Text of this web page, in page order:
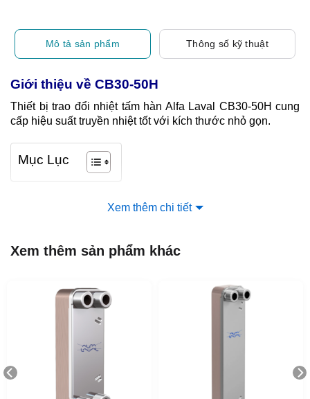
Mô tả sản phẩm Thông số kỹ thuật
Giới thiệu về CB30-50H
Thiết bị trao đổi nhiệt tấm hàn Alfa Laval CB30-50H cung
cấp hiệu suất truyền nhiệt tốt với kích thước nhỏ gọn.
Mục Lục
Xem thêm chi tiết
Xem thêm sản phẩm khác